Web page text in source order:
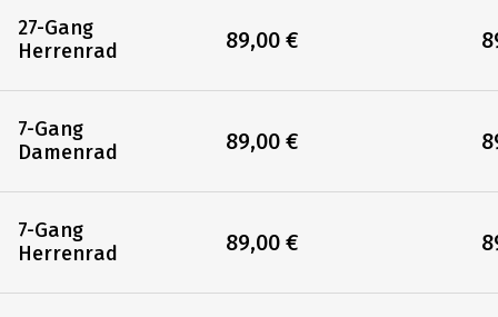
27-Gang
Herrenrad
7-Gang
Damenrad
7-Gang
Herrenrad
89,00 €
89,00 €
89,00 €